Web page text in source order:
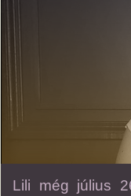
Lili még július